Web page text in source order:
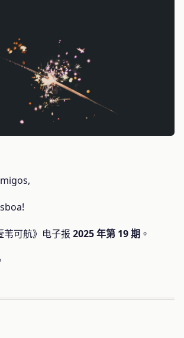
苇可航》电子报 2025 年第 19 期 。